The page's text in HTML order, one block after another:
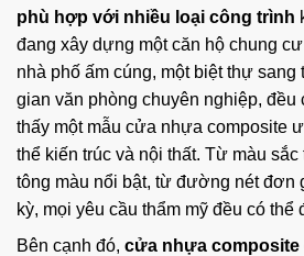
phù hợp với nhiều loại công trình
đang xây dựng một căn hộ chung
nhà phố ấm cúng, một biệt thự sang
gian văn phòng chuyên nghiệp, đều
thấy một mẫu cửa nhựa composite
thể kiến trúc và nội thất. Từ màu
tông màu nổi bật, từ đường nét đơn
kỳ, mọi yêu cầu thẩm mỹ đều có
Bên cạnh đó, cửa nhựa composite